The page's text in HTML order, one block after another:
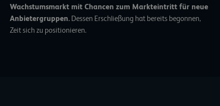
Wachstumsmarkt mit Chancen zum Markteintritt für neue
Anbietergruppen. Dessen Erschließung hat bereits begonnen,
Zeit sich zu positionieren.